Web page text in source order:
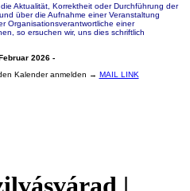
Aktualität, Korrektheit oder Durchführung der
über die Aufnahme einer Veranstaltung
Organisationsverantwortliche einer
so ersuchen wir, uns dies schriftlich
2026 -
Kalender anmelden → MAIL LINK